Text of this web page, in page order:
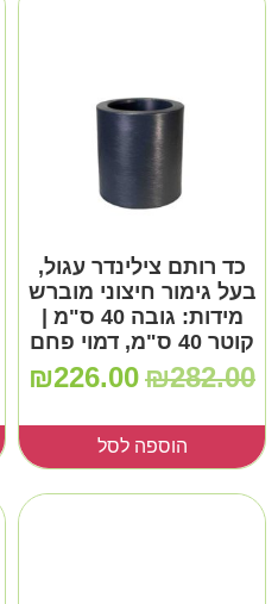
כד רותם צילינדר עגול,
בעל גימור חיצוני מוברש
מידות: גובה 40 ס"מ |
קוטר 40 ס"מ, דמוי פחם
₪282.00
₪226.00
הוספה לסל